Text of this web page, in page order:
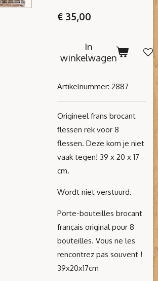
€ 35,00
In
winkelwagen
Artikelnummer: 2887
Origineel frans brocant
flessen rek voor 8
flessen. Deze kom je niet
vaak tegen! 39 x 20 x 17
cm.
Wordt niet verstuurd.
Porte-bouteilles brocant
français original pour 8
bouteilles. Vous ne les
rencontrez pas souvent !
39x20x17cm